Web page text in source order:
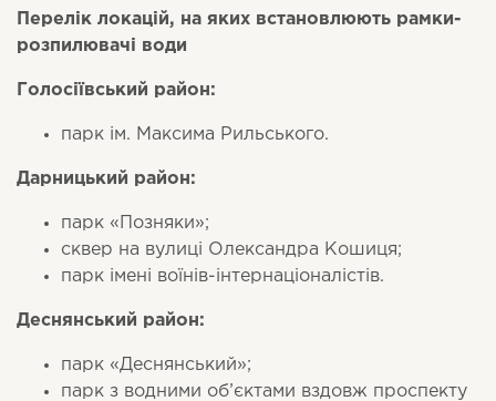
Перелік локацій, на яких встановлюють рамки-
розпилювачі води
Голосіївський район:
парк ім. Максима Рильського.
Дарницький район:
парк «Позняки»;
сквер на вулиці Олександра Кошиця;
парк імені воїнів-інтернаціоналістів.
Деснянський район:
парк «Деснянський»;
парк з водними об’єктами вздовж проспекту